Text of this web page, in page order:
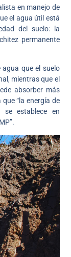
en manejo de
el agua útil está
del suelo: la
permanente
que el suelo
mientras que el
absorber más
“la energía de
se establece en